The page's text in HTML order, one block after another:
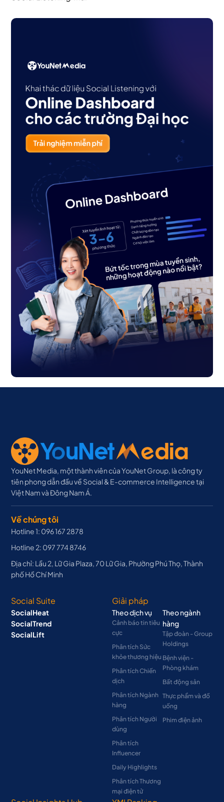
YouNet Media, một thành viên của YouNet Group, là công ty
tiên phong dẫn đầu về Social & E-commerce Intelligence tại
Việt Nam và Đông Nam Á.
Về chúng tôi
Hotline 1: 096 167 2878
Hotline 2: 097 774 8746
Địa chỉ: Lầu 2, Lữ Gia Plaza, 70 Lữ Gia, Phường Phú Thọ, Thành
phố Hồ Chí Minh
Social Suite
SocialHeat
SocialTrend
SocialLift
Giải pháp
Theo dịch vụ
Cảnh báo tin tiêu
cực
Phân tích Sức
khỏe thương hiệu
Phân tích Chiến
dịch
Phân tích Ngành
hàng
Phân tích Người
dùng
Phân tích
Influencer
Daily Highlights
Phân tích Thương
mại điện tử
Theo ngành
hàng
Tập đoàn - Group
Holdings
Bệnh viện -
Phòng khám
Bất động sản
Thực phẩm và đồ
uống
Phim điện ảnh